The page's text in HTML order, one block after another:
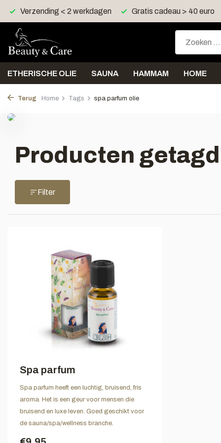
Verzending < 2 werkdagen Gratis cadeau > 40 euro
ETHERISCHE OLIE SAUNA HAMMAM HOME
Terug Home Tags spa parfum olie
Producten
Filter
Spa parfum
Spa parfum heeft een luchtig, bruisend, fris
aroma. Het is een geur voor mensen die
bruisend en luxe leven. Goed geschikt voor
de sauna/spa/wellness branche.